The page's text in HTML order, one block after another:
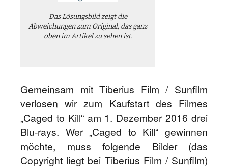
Das Lösungsbild zeigt die
Abweichungen zum Original, das ganz
oben im Artikel zu sehen ist.
Gemeinsam mit Tiberius Film / Sunfilm
verlosen wir zum Kaufstart des Filmes
„Caged to Kill“ am 1. Dezember 2016 drei
Blu-rays. Wer „Caged to Kill“ gewinnen
möchte, muss folgende Bilder (das
Copyright liegt bei Tiberius Film / Sunfilm)